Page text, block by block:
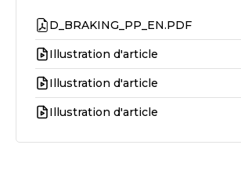
D_BRAKING_PP_EN.PDF
Illustration d'article
Illustration d'article
Illustration d'article